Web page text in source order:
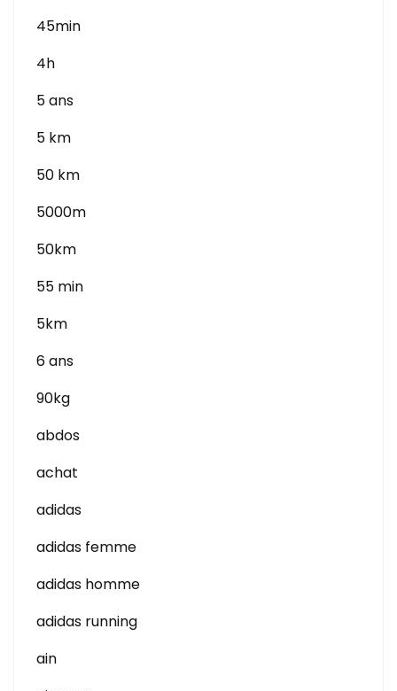
45min
4h
5 ans
5 km
50 km
5000m
50km
55 min
5km
6 ans
90kg
abdos
achat
adidas
adidas femme
adidas homme
adidas running
ain